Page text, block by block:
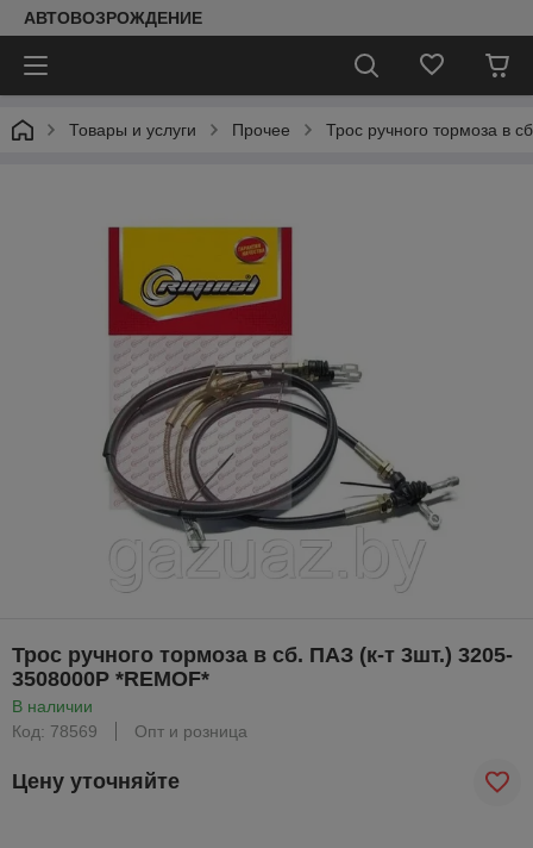
АВТОВОЗРОЖДЕНИЕ
Товары и услуги Прочее Трос ручного тормоза в
Трос ручного тормоза в сб. ПАЗ (к-т 3шт.) 3205-
3508000Р *REMOF*
В наличии
Код: 78569
Опт и розница
Цену уточняйте